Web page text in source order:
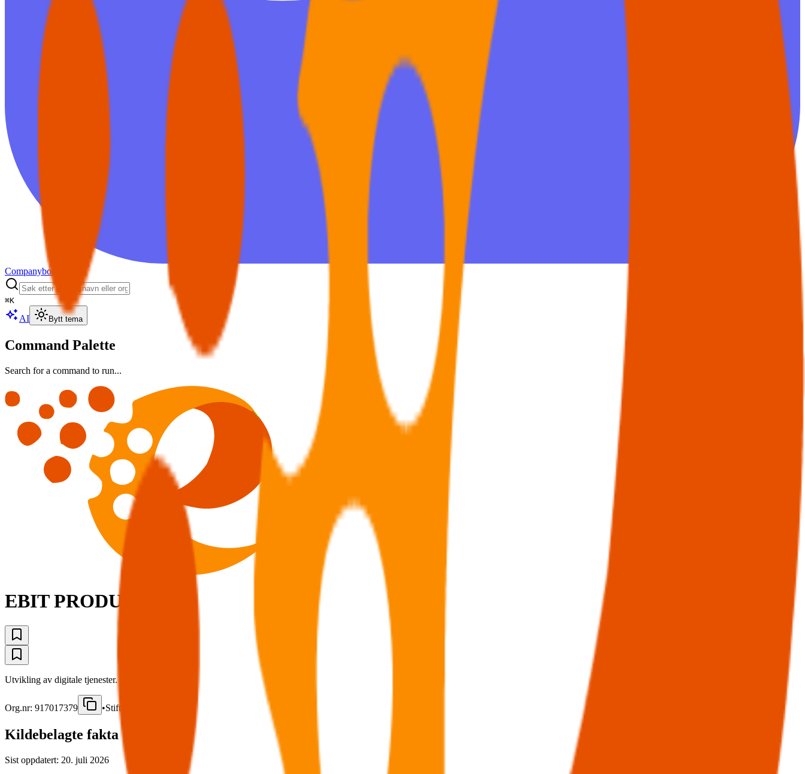
Companybook
⌘K
AI Bytt tema
Command Palette
Search for a command to run...
EBIT PRODUCT AS
Utvikling av digitale tjenester.
Org.nr: 917017379 •Stiftet
Kildebelagte fakta
Sist oppdatert: 20. juli 2026